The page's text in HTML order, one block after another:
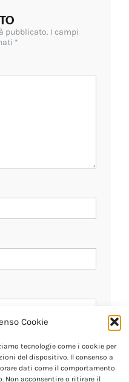
Cookie
tecnologie come i cookie per
del dispositivo. Il consenso a
dati come il comportamento
Non acconsentire o ritirare il
pubblicato. I campi
*